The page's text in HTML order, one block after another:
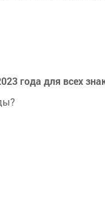
года для всех